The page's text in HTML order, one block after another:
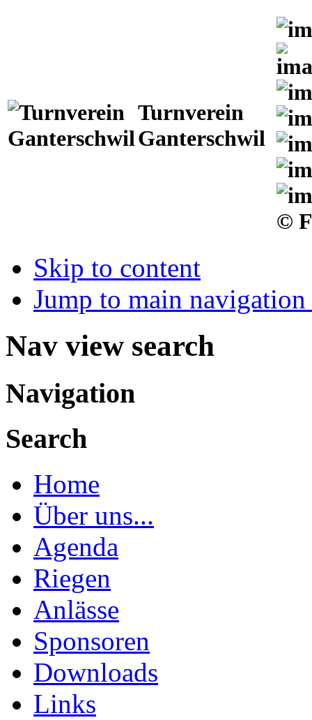
Turnverein
Ganterschwil
©
Skip to content
Jump to main
Nav view search
Navigation
Search
Home
Über uns...
Agenda
Riegen
Anlässe
Sponsoren
Downloads
Links